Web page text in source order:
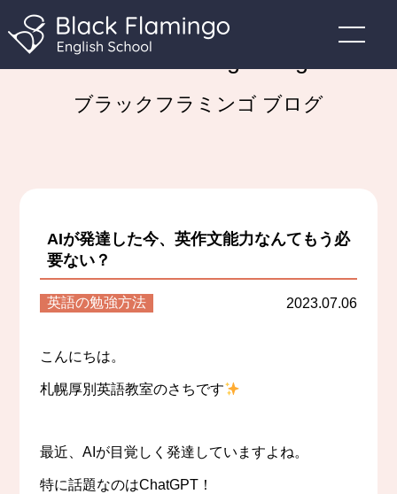
Black Flamingo Blog
ブラックフラミンゴ ブログ
AIが発達した今、英作文能力なんてもう必
要ない？
英語の勉強方法 2023.07.06
こんにちは。
札幌厚別英語教室のさちです
最近、AIが目覚しく発達していますよね。
特に話題なのはChatGPT！